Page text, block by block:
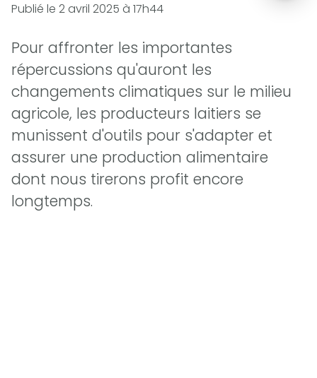
Publié le 2 avril 2025 à 17h44
Pour affronter les importantes
répercussions qu'auront les
changements climatiques sur le milieu
agricole, les producteurs laitiers se
munissent d'outils pour s'adapter et
assurer une production alimentaire
dont nous tirerons profit encore
longtemps.